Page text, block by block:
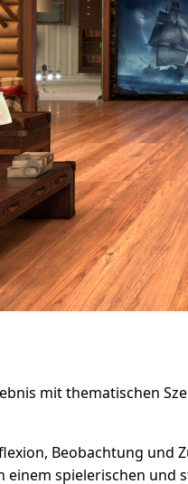
mit thematischen
Beobachtung
einem spielerischen und